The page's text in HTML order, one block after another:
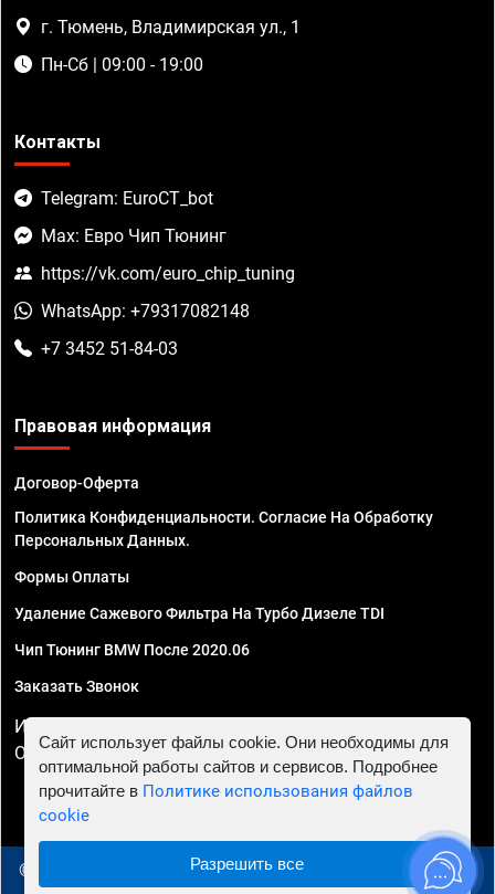
г. Тюмень, Владимирская ул., 1
Пн-Сб | 09:00 - 19:00
Контакты
Telegram: EuroCT_bot
Max: Евро Чип Тюнинг
https://vk.com/euro_chip_tuning
WhatsApp: +79317082148
+7 3452 51-84-03
Правовая информация
Договор-Оферта
Политика Конфиденциальности. Согласие На Обработку
Персональных Данных.
Формы Оплаты
Удаление Сажевого Фильтра На Турбо Дизеле TDI
Чип Тюнинг BMW После 2020.06
Заказать Звонок
ИП Смирнов Георгий Павлович. ИНН 781302555843,
ОГРНИП 324470400032610
© 2010 - 2026 Чип тюнинг в Тюмени - Автосервис "Евро
Сайт использует файлы cookie. Они необходимы для
оптимальной работы сайтов и сервисов. Подробнее
прочитайте в Политике использования файлов
cookie
Разрешить все